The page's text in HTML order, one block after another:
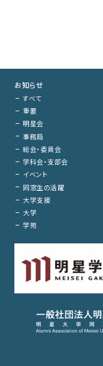
お知らせ
すべて
重要
明星会
事務局
総会・委員会
学科会・支部会
イベント
同窓生の活躍
大学支援
大学
学苑